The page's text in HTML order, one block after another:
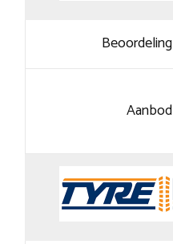
Beoordeling
Aanbod